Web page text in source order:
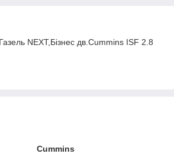
NEXT,Бізнес дв.Cummins ISF 2.8
Cummins